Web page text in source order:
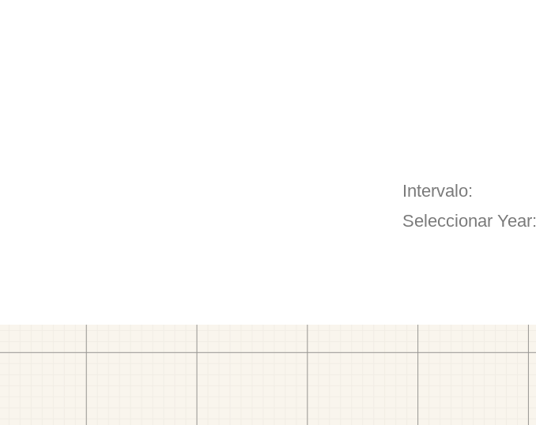
Intervalo:
Seleccionar Year: